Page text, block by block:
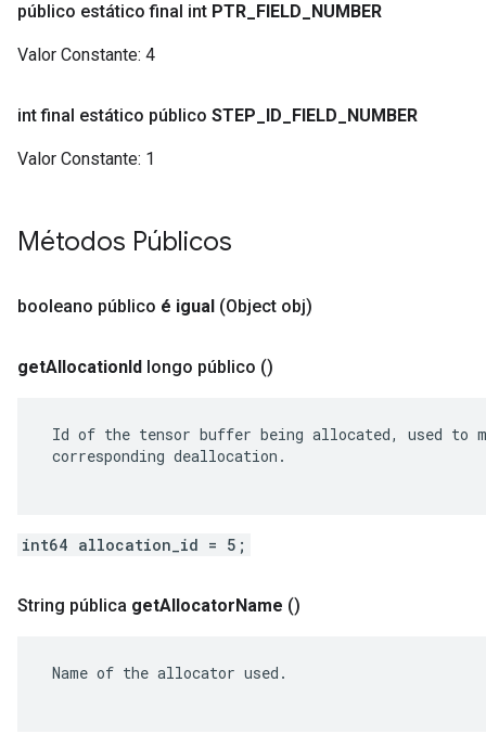
público estático final int PTR FIELD NUMBER
Valor Constante: 4
int final estático público STEP ID FIELD NUMBER
Valor Constante: 1
Métodos Públicos
booleano público é igual (Object obj)
getAllocationId longo público ()
Id of the tensor buffer being allocated, used to
corresponding deallocation.
int64 allocation_id = 5;
String pública getAllocatorName ()
Name of the allocator used.